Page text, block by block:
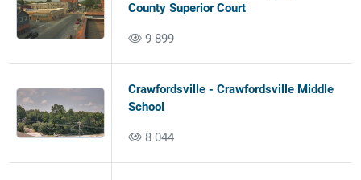
County Superior Court
9 899
Crawfordsville - Crawfordsville Middle
School
8 044